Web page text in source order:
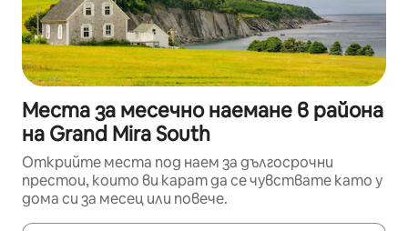
Места за месечно наемане в района
на Grand Mira South
Открийте места под наем за дългосрочни
престои, които ви карат да се чувствате като у
дома си за месец или повече.